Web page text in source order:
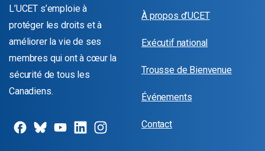
L’UCET s’emploie à
protéger les droits et à
améliorer la vie de ses
membres qui ont à cœur la
sécurité de tous les
Canadiens.
À propos d’UCET
Exécutif national
Trousse de Bienvenue
Événements
Contact